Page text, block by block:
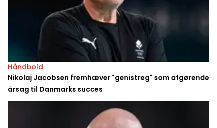
Håndbold
Nikolaj Jacobsen fremhæver "genistreg" som afgørende
årsag til Danmarks succes